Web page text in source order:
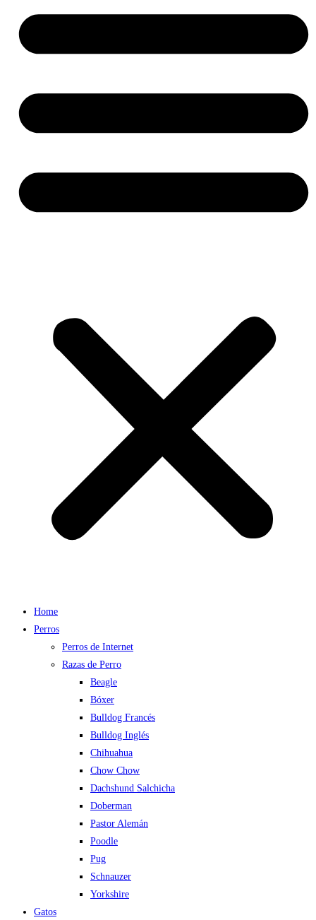
Home
Perros
Perros de Internet
Razas de Perro
Beagle
Bóxer
Bulldog Francés
Bulldog Inglés
Chihuahua
Chow Chow
Dachshund Salchicha
Doberman
Pastor Alemán
Poodle
Pug
Schnauzer
Yorkshire
Gatos